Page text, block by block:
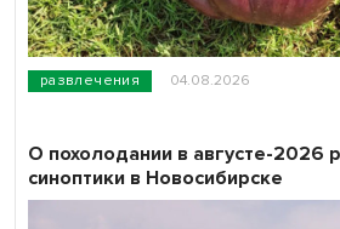
развлечения 04.08.2026
О похолодании в августе-2026
синоптики в Новосибирске